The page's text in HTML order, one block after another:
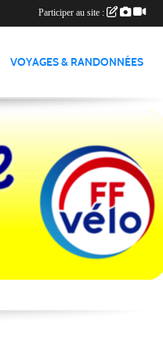
VOYAGES & RANDONNÉES
Participer au site :